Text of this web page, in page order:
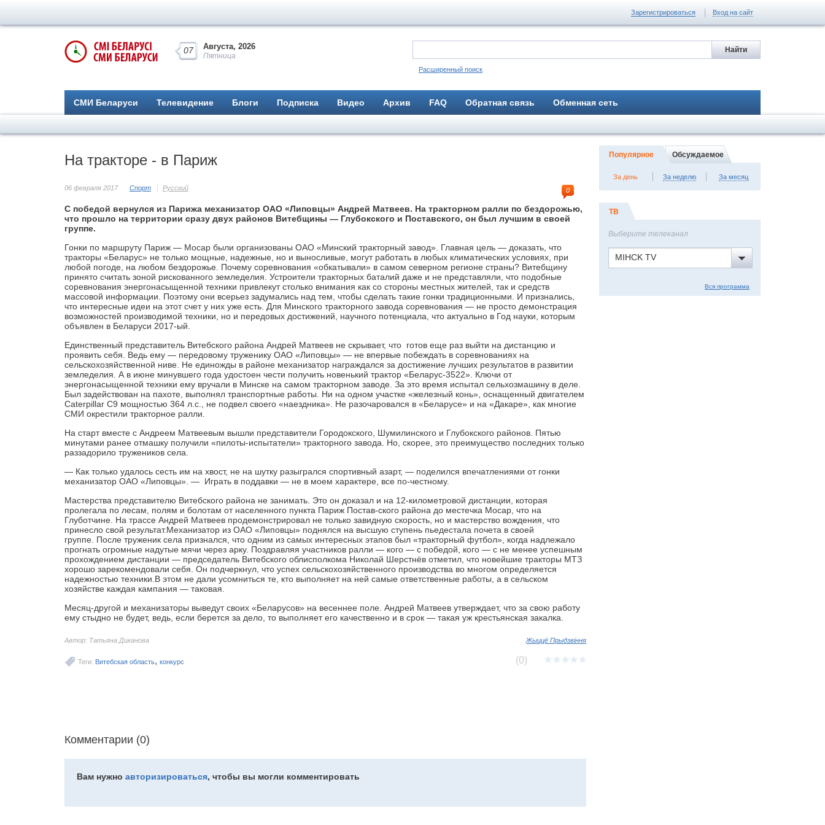
Зарегистрироваться Вход на сайт
07 Августа, 2026
Пятница
Расширенный поиск
СМИ Беларуси Телевидение Блоги Подписка Видео Архив FAQ Обратная связь Обменная сеть
На тракторе - в Париж
06 февраля 2017 Спорт Русский 0
C победой вернулся из Парижа механизатор ОАО «Липовцы» Андрей Матвеев. На тракторном ралли по бездорожью,
что прошло на территории сразу двух районов Витебщины — Глубокского и Поставского, он был лучшим в своей
группе.
Гонки по маршруту Париж — Мосар были организованы ОАО «Минский тракторный завод». Главная цель — доказать, что
тракторы «Беларус» не только мощные, надежные, но и выносливые, могут работать в любых климатических условиях, при
любой погоде, на любом бездорожье. Почему соревнования «обкатывали» в самом северном регионе страны? Витебщину
принято считать зоной рискованного земледелия. Устроители тракторных баталий даже и не представляли, что подобные
соревнования энергонасыщенной техники привлекут столько внимания как со стороны местных жителей, так и средств
массовой информации. Поэтому они всерьез задумались над тем, чтобы сделать такие гонки традиционными. И признались,
что интересные идеи на этот счет у них уже есть. Для Минского тракторного завода соревнования — не просто демонстрация
возможностей производимой техники, но и передовых достижений, научного потенциала, что актуально в Год науки, которым
объявлен в Беларуси 2017-ый.
Единственный представитель Витебского района Андрей Матвеев не скрывает, что готов еще раз выйти на дистанцию и
проявить себя. Ведь ему — передовому труженику ОАО «Липовцы» — не впервые побеждать в соревнованиях на
сельскохозяйственной ниве. Не единожды в районе механизатор награждался за достижение лучших результатов в развитии
земледелия. А в июне минувшего года удостоен чести получить новенький трактор «Беларус-3522». Ключи от
энергонасыщенной техники ему вручали в Минске на самом тракторном заводе. За это время испытал сельхозмашину в деле.
Был задействован на пахоте, выполнял транспортные работы. Ни на одном участке «железный конь», оснащенный двигателем
Caterpillar C9 мощностью 364 л.с., не подвел своего «наездника». Не разочаровался в «Беларусе» и на «Дакаре», как многие
СМИ окрестили тракторное ралли.
На старт вместе с Андреем Матвеевым вышли представители Городокского, Шумилинского и Глубокского районов. Пятью
минутами ранее отмашку получили «пилоты-испытатели» тракторного завода. Но, скорее, это преимущество последних только
раззадорило тружеников села.
— Как только удалось сесть им на хвост, не на шутку разыгрался спортивный азарт, — поделился впечатлениями от гонки
механизатор ОАО «Липовцы». — Играть в поддавки — не в моем характере, все по-честному.
Мастерства представителю Витебского района не занимать. Это он доказал и на 12-километровой дистанции, которая
пролегала по лесам, полям и болотам от населенного пункта Париж Постав-ского района до местечка Мосар, что на
Глуботчине. На трассе Андрей Матвеев продемонстрировал не только завидную скорость, но и мастерство вождения, что
принесло свой результат.Механизатор из ОАО «Липовцы» поднялся на высшую ступень пьедестала почета в своей
группе. После труженик села признался, что одним из самых интересных этапов был «тракторный футбол», когда надлежало
прогнать огромные надутые мячи через арку. Поздравляя участников ралли — кого — с победой, кого — с не менее успешным
прохождением дистанции — председатель Витебского облисполкома Николай Шерстнёв отметил, что новейшие тракторы МТЗ
хорошо зарекомендовали себя. Он подчеркнул, что успех сельскохозяйственного производства во многом определяется
надежностью техники.В этом не дали усомниться те, кто выполняет на ней самые ответственные работы, а в сельском
хозяйстве каждая кампания — таковая.
Месяц-другой и механизаторы выведут своих «Беларусов» на весеннее поле. Андрей Матвеев утверждает, что за свою работу
ему стыдно не будет, ведь, если берется за дело, то выполняет его качественно и в срок — такая уж крестьянская закалка.
Автор: Татьяна Диканова Жыццё Прыдзвіння
Теги: Витебская область, конкурс ⋆ ⋆ ⋆ ⋆ ⋆
⋆ ⋆ ⋆ ⋆ ⋆
(0)
Комментарии (0)
Вам нужно авторизироваться, чтобы вы могли комментировать
Популярное Обсуждаемое
За день За неделю За месяц
ТВ
Выберите телеканал
MIHCK TV
Вся программа